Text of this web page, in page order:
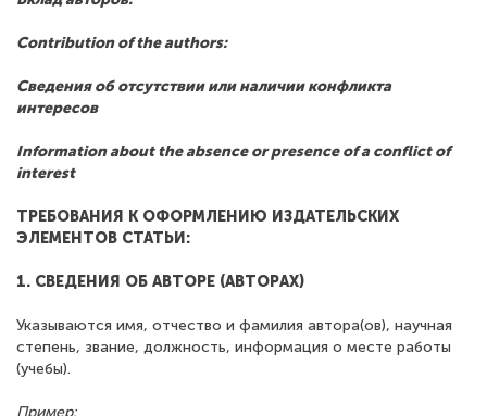
Contribution of the authors:
Сведения об отсутствии или наличии конфликта
интересов
Information about the absence or presence of a conflict of
interest
ТРЕБОВАНИЯ К ОФОРМЛЕНИЮ ИЗДАТЕЛЬСКИХ
ЭЛЕМЕНТОВ СТАТЬИ:
1. СВЕДЕНИЯ ОБ АВТОРЕ (АВТОРАХ)
Указываются имя, отчество и фамилия автора(ов), научная
степень, звание, должность, информация о месте работы
(учебы).
Пример: